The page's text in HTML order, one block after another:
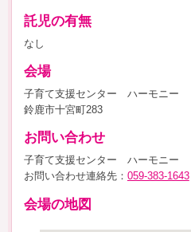
託児の有無
なし
会場
子育て支援センター ハーモニー
鈴鹿市十宮町283
お問い合わせ
子育て支援センター ハーモニー
お問い合わせ連絡先： 059-383-1643
会場の地図